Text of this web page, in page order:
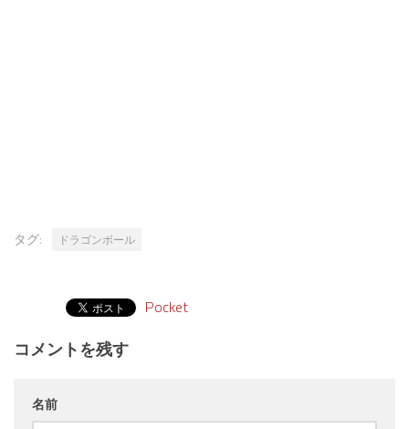
タグ: ドラゴンボール
Pocket
コメントを残す
名前